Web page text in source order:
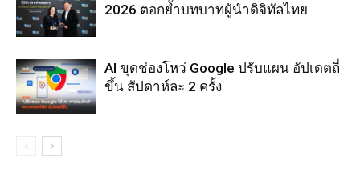
2026 ตอกย้ำบทบาทผู้นำดิจิทัลไทย
AI ขุดช่องโหว่ Google ปรับแผน อัปเดตถี่
ขึ้น สัปดาห์ละ 2 ครั้ง